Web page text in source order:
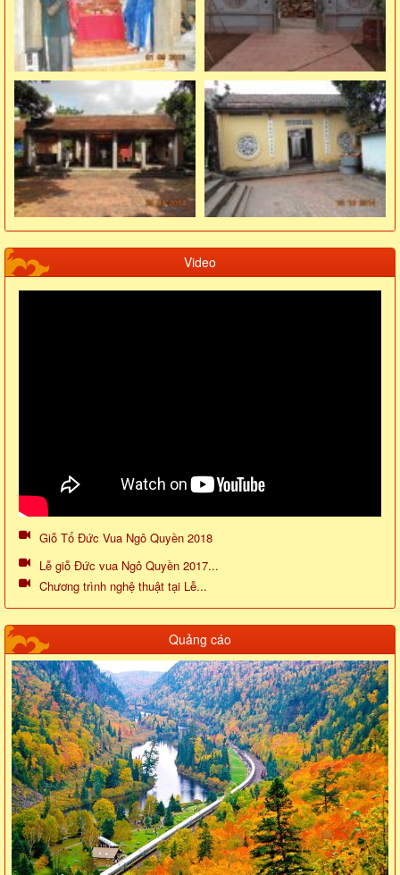
Video
Giỗ Tổ Đức Vua Ngô Quyền 2018
Lễ giỗ Đức vua Ngô Quyền 2017...
Chương trình nghệ thuật tại Lễ...
Quảng cáo